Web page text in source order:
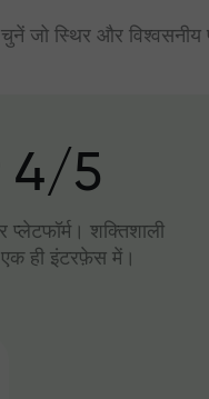
जो स्थिर और विश्वसनीय
4/5
शक्तिशाली
ही इंटरफ़ेस में।